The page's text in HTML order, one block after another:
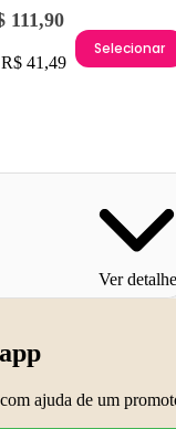
111,90
41,49
Selecionar
Ver
ajuda de um